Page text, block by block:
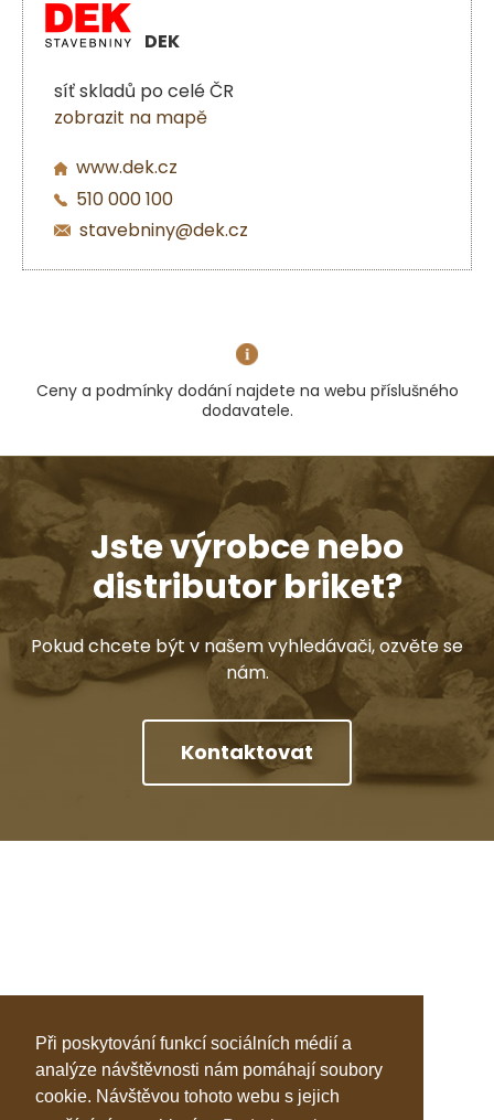
Při poskytování funkcí sociálních médií a
analýze návštěvnosti nám pomáhají soubory
cookie. Návštěvou tohoto webu s jejich
DEK
síť skladů po celé ČR
zobrazit na mapě
www.dek.cz
510 000 100
stavebniny@dek.cz
Ceny a podmínky dodání najdete na webu příslušného
dodavatele.
Jste výrobce nebo
distributor briket?
Pokud chcete být v našem vyhledávači, ozvěte se
nám.
Kontaktovat